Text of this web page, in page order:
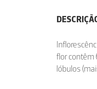
flor contêm
lóbulos